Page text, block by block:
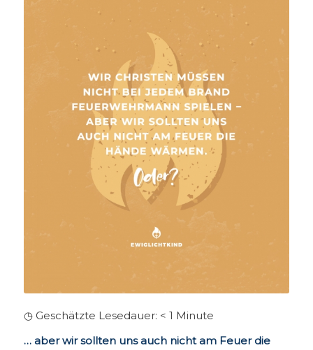
◷ Geschätzte Lesedauer: < 1 Minute
… aber wir sollten uns auch nicht am Feuer die